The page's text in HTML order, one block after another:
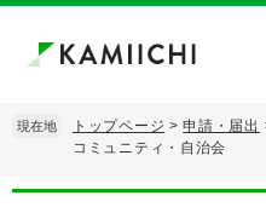
ペ
す。
メ
し
現在地 トップページ >申請・届出
コミュニティ・自治会